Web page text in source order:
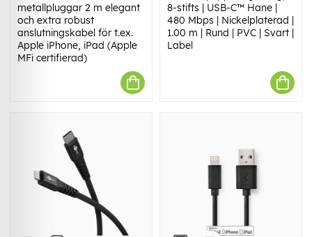
metallpluggar 2 m elegant
och extra robust
anslutningskabel för t.ex.
Apple iPhone, iPad (Apple
MFi certifierad)
8-stifts | USB-C™ Hane |
480 Mbps | Nickelplaterad |
1.00 m | Rund | PVC | Svart |
Label